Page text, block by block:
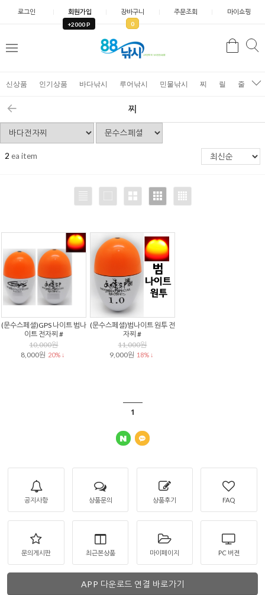
로그인 회원가입
+2000 P
장바구니
0
주문조회 마이쇼핑
검
신상품 인기상품 바다낚시 루어낚시 민물낚시 찌 릴 줄
찌
2 ea item
(문수스페셜)GPS 나이트 범나
이트 전자찌 #
10,000원
8,000원 20% ↓
(문수스페셜)범나이트 원투 전
자찌 #
11,000원
9,000원 18% ↓
1
공지사항 상품문의 상품후기 FAQ
문의게시판 최근본상품 마이페이지 PC 버젼
APP 다운로드 연결 바로가기